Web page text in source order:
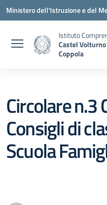
Vai ai contenuti
Vai al menu di navigazione
Vai al footer
Ministero dell'Istruzione e del
Istituto
Castel
Coppola
Circolare n.3
Consigli di
Scuola